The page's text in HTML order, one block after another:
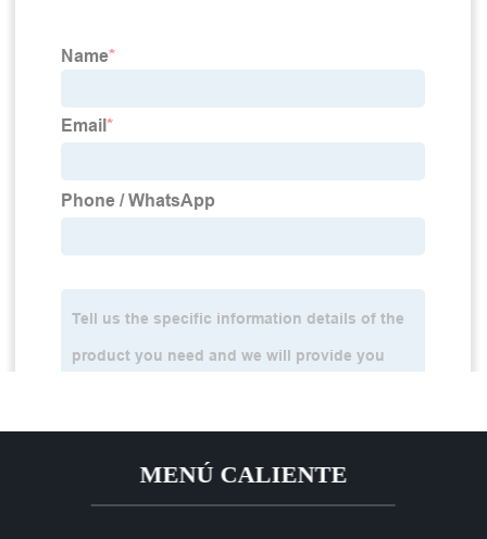
MENÚ CALIENTE